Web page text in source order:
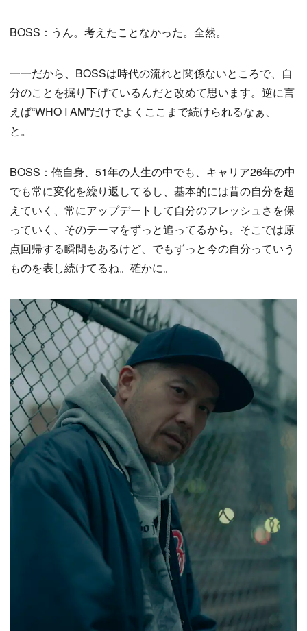
BOSS：うん。考えたことなかった。全然。
一一だから、BOSSは時代の流れと関係ないところで、自
分のことを掘り下げているんだと改めて思います。逆に言
えば“WHO I AM”だけでよくここまで続けられるなぁ、
と。
BOSS：俺自身、51年の人生の中でも、キャリア26年の中
でも常に変化を繰り返してるし、基本的には昔の自分を超
えていく、常にアップデートして自分のフレッシュさを保
っていく、そのテーマをずっと追ってるから。そこでは原
点回帰する瞬間もあるけど、でもずっと今の自分っていう
ものを表し続けてるね。確かに。